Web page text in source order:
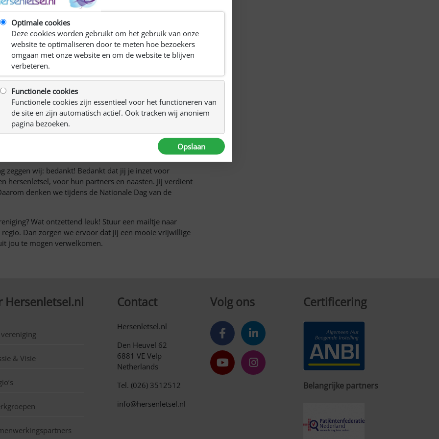
gezet op een speciale dag. Ook in 2024 wordt er
aandacht besteed aan de vrijwilligers die zich
we bij onze patiëntenvereniging Hersenletsel.nl ook
nergens.
die zich wekelijks inzetten voor onze
in elke regio zijn actieve vrijwilligers aanwezig die zich
leden. En dan hebben we ook nog onze opgeleide
zeggen wij: bedankt! Bedankt dat jij je inzet voor
hersenletsel, voor hun partners en naasten. Jij verdient
denken we tijdens de Nationale Dag van de
Wat ontzettend leuk! Stuur een mailtje naar
Dan zorgen we ervoor dat jij een mooie vrijwillige
jou te mogen verwelkomen.
Hersenletsel.nl
vereniging
& Visie
Contact
Hersenletsel.nl
Den Heuvel 62
6881 VE Velp
Netherlands
Tel. (026) 3512512
info@hersenletsel.nl
Volg ons Certificering
Belangrijke partners
Optimale cookies
Deze cookies worden gebruikt om het gebruik van onze
website te optimaliseren door te meten hoe bezoekers
omgaan met onze website en om de website te blijven
verbeteren.
Functionele cookies
Functionele cookies zijn essentieel voor het functioneren van
de site en zijn automatisch actief. Ook tracken wij anoniem
pagina bezoeken.
Opslaan